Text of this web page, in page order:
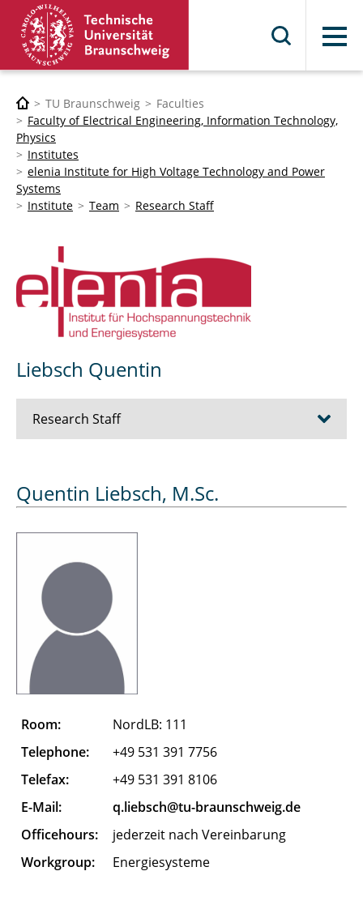
Menu
TU Braunschweig
Faculties
Faculty of Electrical Engineering, Information Technology,
Physics
Institutes
elenia Institute for High Voltage Technology and Power
Systems
Institute
Team Research Staff
Liebsch Quentin
Research Staff
Cziumplik David
Düe Alexandra
Eickelmann Jens
Essers Julien
Farshadi Abdolhamid
Ferk Merle
Flügel Karen
Gand Max
Garn Till
Gebhardt Gerald
Quentin Liebsch, M.Sc.
Room:
NordLB: 111
Telephone:
+49 531 391 7756
Telefax:
+49 531 391 8106
E-Mail:
q.liebsch@tu-braunschweig.de
Officehours:
jederzeit nach Vereinbarung
Workgroup:
Energiesysteme